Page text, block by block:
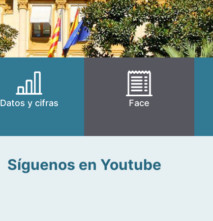
Datos y cifras Face
Síguenos en Youtube